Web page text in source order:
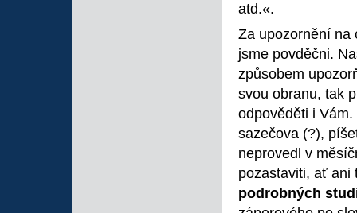
atd.«.
Za upozornění na
jsme povděčni.
způsobem
svou obranu, tak
odpověděti i
sazečova (?),
neprovedl v
pozastaviti, ať ani
podrobných